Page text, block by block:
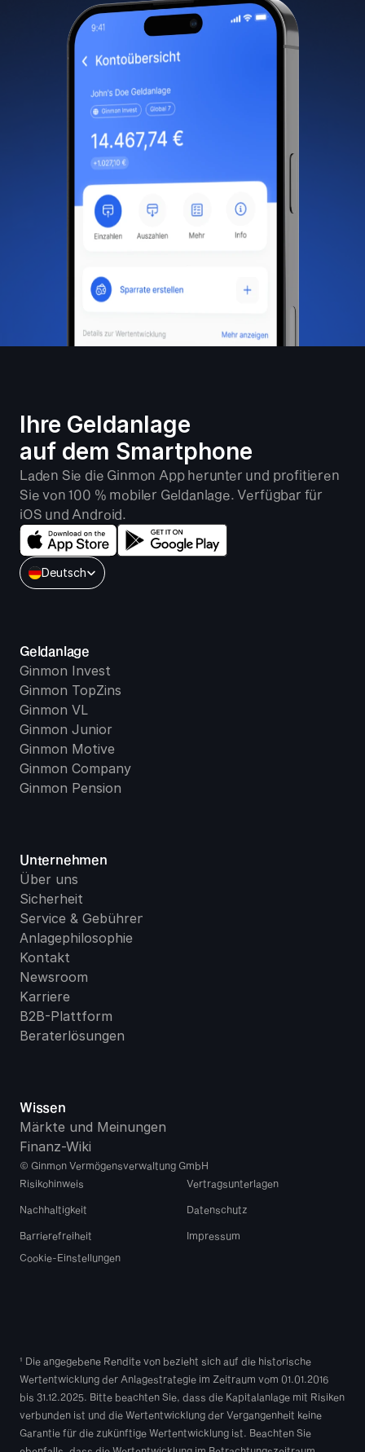
Ihre Geldanlage
auf dem Smartphone
Laden Sie die Ginmon App herunter und profitieren
Sie von 100 % mobiler Geldanlage. Verfügbar für
iOS und Android.
Select Language
Deutsch
Geldanlage
Ginmon Invest
Ginmon TopZins
Ginmon VL
Ginmon Junior
Ginmon Motive
Ginmon Company
Ginmon Pension
Unternehmen
Über uns
Sicherheit
Service & Gebühren
Anlagephilosophie
Kontakt
Newsroom
Karriere
B2B-Plattform
Beraterlösungen
Wissen
Märkte und Meinungen
Finanz-Wiki
© Ginmon Vermögensverwaltung GmbH
Risikohinweis
Vertragsunterlagen
Nachhaltigkeit Datenschutz
Barrierefreiheit
Impressum
Cookie-Einstellungen
¹ Die angegebene Rendite von bezieht sich auf die historische
Wertentwicklung der Anlagestrategie im Zeitraum vom 01.01.2016
bis 31.12.2025. Bitte beachten Sie, dass die Kapitalanlage mit Risiken
verbunden ist und die Wertentwicklung der Vergangenheit keine
Garantie für die zukünftige Wertentwicklung ist. Beachten Sie